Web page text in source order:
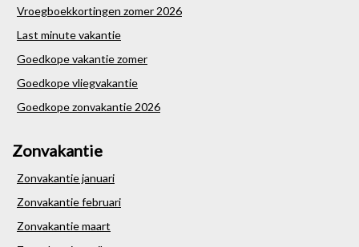
Vroegboekkortingen zomer 2026
Last minute vakantie
Goedkope vakantie zomer
Goedkope vliegvakantie
Goedkope zonvakantie 2026
Zonvakantie
Zonvakantie januari
Zonvakantie februari
Zonvakantie maart